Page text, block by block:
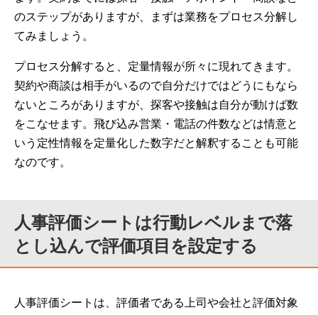
のステップがありますが、まずは業務をプロセス分解し
てみましょう。
プロセス分解すると、定量情報が所々に現れてきます。
契約や商談は相手がいるので自分だけではどうにもなら
ないところがありますが、探客や接触は自分が動けば数
をこなせます。飛び込み営業・電話の件数などは情意と
いう定性情報を定量化した数字だと解釈することも可能
なのです。
人事評価シートは行動レベルまで落
とし込んで評価項目を設定する
人事評価シートは、評価者である上司や会社と評価対象